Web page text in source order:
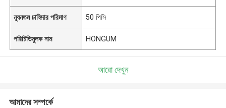
ন্যূনতম চাহিদার পরিমাণ 50 পিসি
পরিচিতিমুলক নাম HONGUM
আরো দেখুন
আমাদের সম্পর্কে